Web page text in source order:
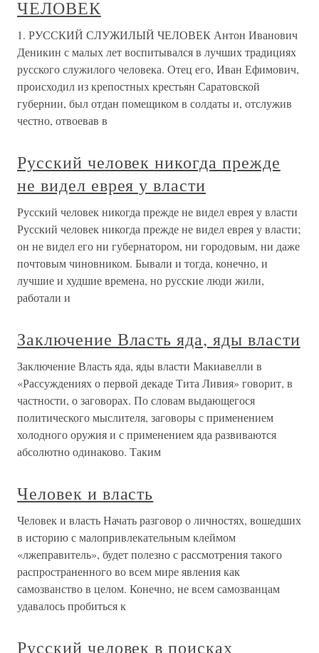
ЧЕЛОВЕК
1. РУССКИЙ СЛУЖИЛЫЙ ЧЕЛОВЕК Антон Иванович
Деникин с малых лет воспитывался в лучших традициях
русского служилого человека. Отец его, Иван Ефимович,
происходил из крепостных крестьян Саратовской
губернии, был отдан помещиком в солдаты и, отслужив
честно, отвоевав в
Русский человек никогда прежде
не видел еврея у власти
Русский человек никогда прежде не видел еврея у власти
Русский человек никогда прежде не видел еврея у власти;
он не видел его ни губернатором, ни городовым, ни даже
почтовым чиновником. Бывали и тогда, конечно, и
лучшие и худшие времена, но русские люди жили,
работали и
Заключение Власть яда, яды власти
Заключение Власть яда, яды власти Макиавелли в
«Рассуждениях о первой декаде Тита Ливия» говорит, в
частности, о заговорах. По словам выдающегося
политического мыслителя, заговоры с применением
холодного оружия и с применением яда развиваются
абсолютно одинаково. Таким
Человек и власть
Человек и власть Начать разговор о личностях, вошедших
в историю с малопривлекательным клеймом
«лжеправитель», будет полезно с рассмотрения такого
распространенного во всем мире явления как
самозванство в целом. Конечно, не всем самозванцам
удавалось пробиться к
Русский человек в поисках